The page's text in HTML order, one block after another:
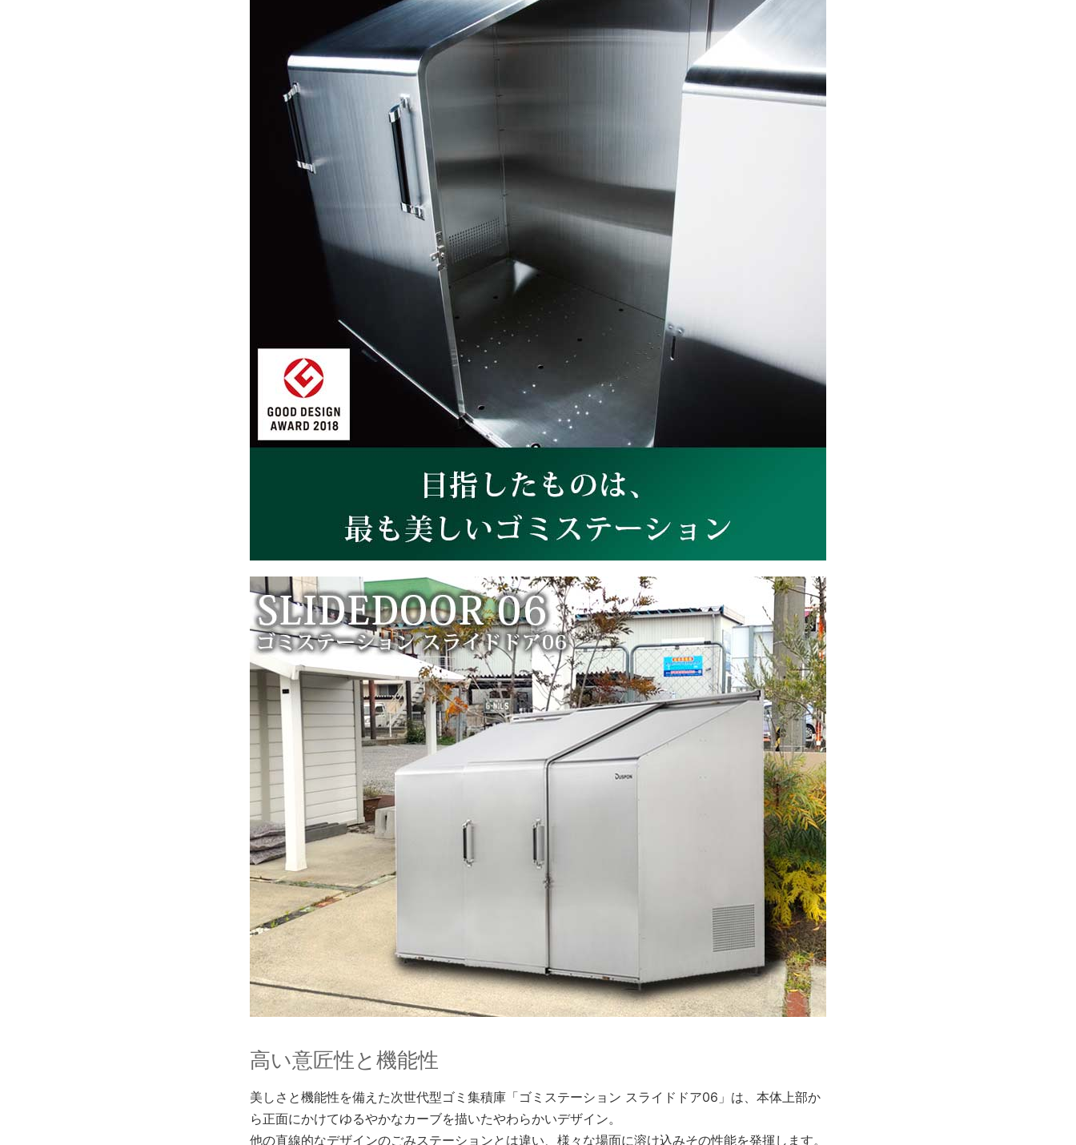
高い意匠性と機能性
美しさと機能性を備えた次世代型ゴミ集積庫「ゴミステーション スライドドア06」は、本体上部か
ら正面にかけてゆるやかなカーブを描いたやわらかいデザイン。
他の直線的なデザインのごみステーションとは違い、様々な場面に溶け込みその性能を発揮します。